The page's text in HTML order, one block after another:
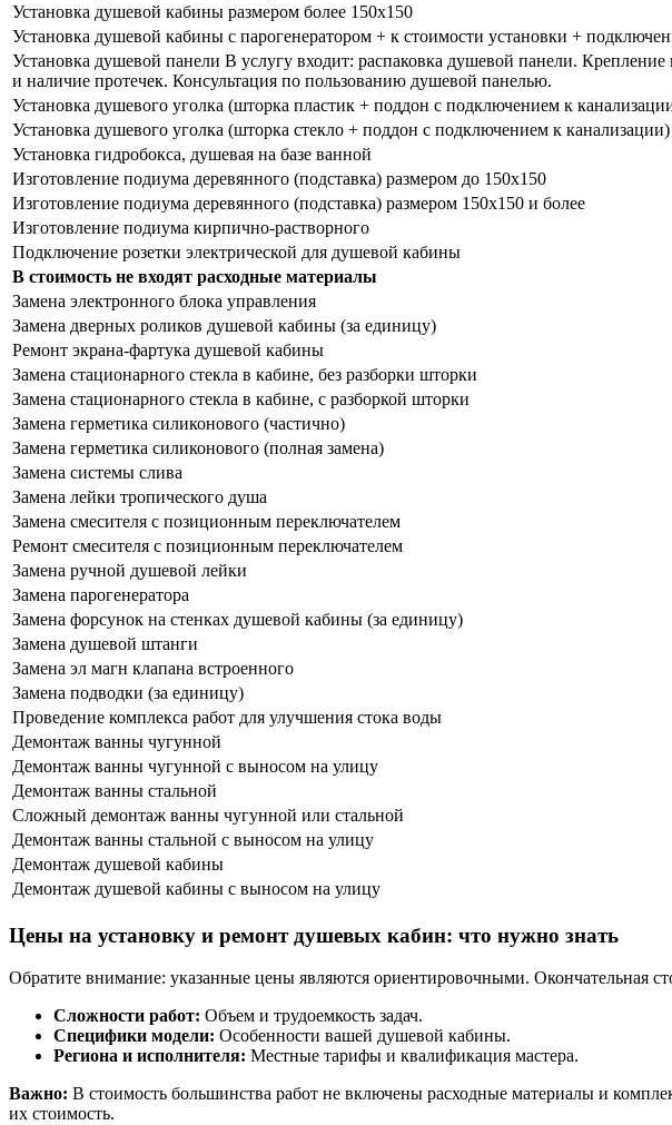
Установка душевой кабины размером более 150х150
Установка душевой кабины с парогенератором + к стоимости установки +
Установка душевой панели В услугу входит: распаковка душевой панели.
и наличие протечек. Консультация по пользованию душевой панелью.
Установка душевого уголка (шторка пластик + поддон с подключением к
Установка душевого уголка (шторка стекло + поддон с подключением к канализации)
Установка гидробокса, душевая на базе ванной
Изготовление подиума деревянного (подставка) размером до 150х150
Изготовление подиума деревянного (подставка) размером 150х150 и более
Изготовление подиума кирпично-растворного
Подключение розетки электрической для душевой кабины
В стоимость не входят расходные материалы
Замена электронного блока управления
Замена дверных роликов душевой кабины (за единицу)
Ремонт экрана-фартука душевой кабины
Замена стационарного стекла в кабине, без разборки шторки
Замена стационарного стекла в кабине, с разборкой шторки
Замена герметика силиконового (частично)
Замена герметика силиконового (полная замена)
Замена системы слива
Замена лейки тропического душа
Замена смесителя с позиционным переключателем
Ремонт смесителя с позиционным переключателем
Замена ручной душевой лейки
Замена парогенератора
Замена форсунок на стенках душевой кабины (за единицу)
Замена душевой штанги
Замена эл магн клапана встроенного
Замена подводки (за единицу)
Проведение комплекса работ для улучшения стока воды
Демонтаж ванны чугунной
Демонтаж ванны чугунной с выносом на улицу
Демонтаж ванны стальной
Сложный демонтаж ванны чугунной или стальной
Демонтаж ванны стальной с выносом на улицу
Демонтаж душевой кабины
Демонтаж душевой кабины с выносом на улицу
Цены на установку и ремонт душевых кабин: что нужно знать
Обратите внимание: указанные цены являются ориентировочными. Окончательная
Сложности работ: Объем и трудоемкость задач.
Специфики модели: Особенности вашей душевой кабины.
Региона и исполнителя: Местные тарифы и квалификация мастера.
Важно: В стоимость большинства работ не включены расходные материалы и
их стоимость.